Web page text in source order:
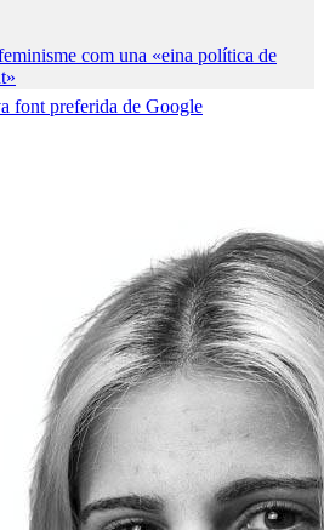
com una «eina política de
font preferida de Google